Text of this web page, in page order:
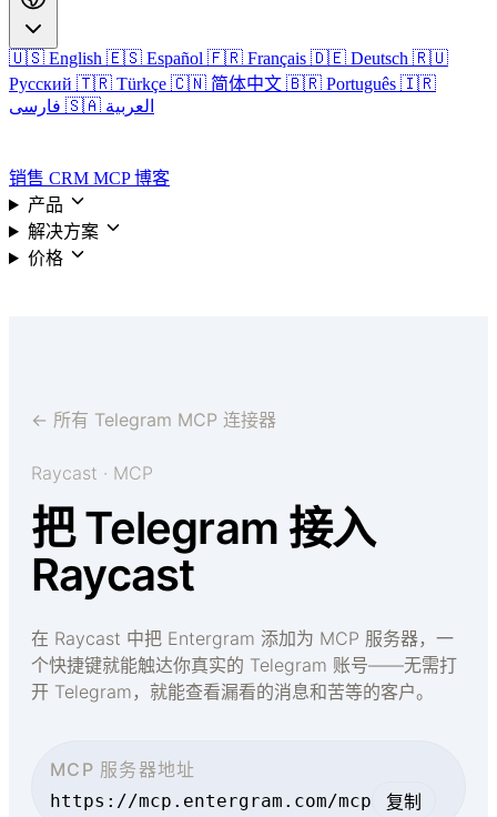
🇺🇸 English 🇪🇸 Español 🇫🇷 Français 🇩🇪 Deutsch 🇷🇺
Русский 🇹🇷 Türkçe 🇨🇳 简体中文 🇧🇷 Português 🇮🇷
🇸🇦 العربية
销售 CRM MCP博客
产品
解决方案
价格
← 所有 Telegram MCP 连接器
Raycast · MCP
把 Telegram 接入
Raycast
在 Raycast 中把 Entergram 添加为 MCP 服务器，一
个快捷键就能触达你真实的 Telegram 账号——无需打
开 Telegram，就能查看漏看的消息和苦等的客户。
MCP 服务器地址
https://mcp.entergram.com/mcp 复制